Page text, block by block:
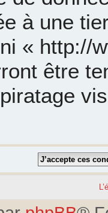
à une
« http://
être